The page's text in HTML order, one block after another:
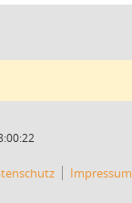
Impressum